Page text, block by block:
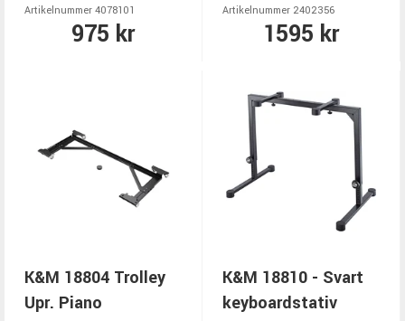
Artikelnummer 4078101
975 kr
Artikelnummer 2402356
1595 kr
K&M 18804 Trolley
Upr. Piano
K&M 18810 - Svart
keyboardstativ